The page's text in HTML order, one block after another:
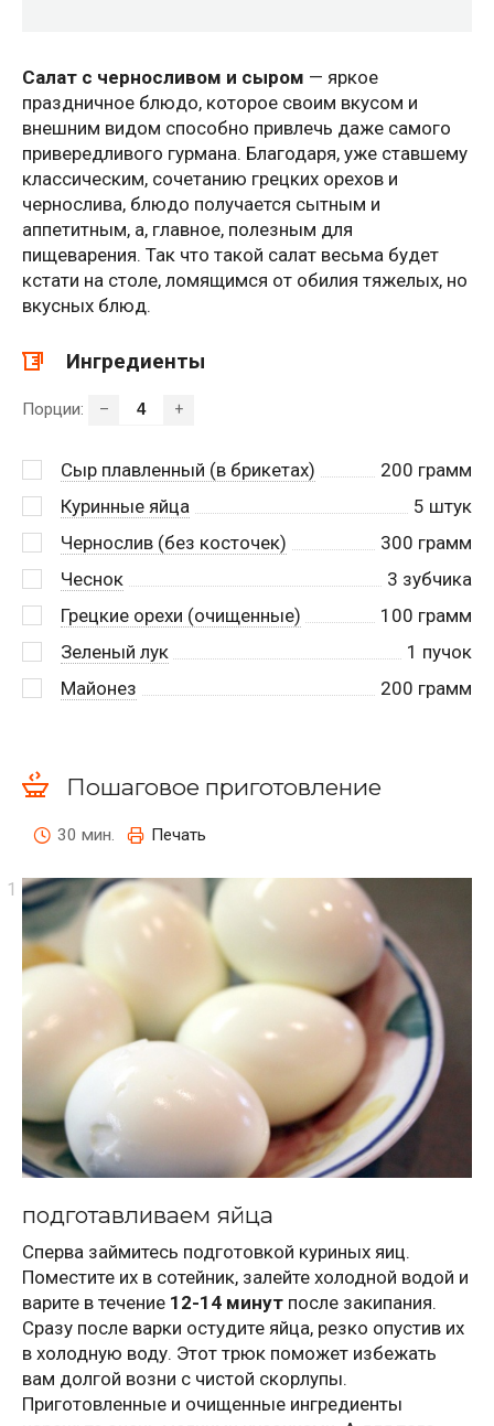
Салат с черносливом и сыром — яркое
праздничное блюдо, которое своим вкусом и
внешним видом способно привлечь даже самого
привередливого гурмана. Благодаря, уже ставшему
классическим, сочетанию грецких орехов и
чернослива, блюдо получается сытным и
аппетитным, а, главное, полезным для
пищеварения. Так что такой салат весьма будет
кстати на столе, ломящимся от обилия тяжелых, но
вкусных блюд.
Ингредиенты
Порции: – +
Сыр плавленный (в брикетах) 200 грамм
Куринные яйца
5 штук
Чернослив (без косточек)
300 грамм
Чеснок
3 зубчика
Грецкие орехи (очищенные)
100 грамм
Зеленый лук
1 пучок
Майонез
200 грамм
Пошаговое приготовление
30 мин. Печать
подготавливаем яйца
Сперва займитесь подготовкой куриных яиц.
Поместите их в сотейник, залейте холодной водой и
варите в течение 12-14 минут после закипания.
Сразу после варки остудите яйца, резко опустив их
в холодную воду. Этот трюк поможет избежать
вам долгой возни с чистой скорлупы.
Приготовленные и очищенные ингредиенты